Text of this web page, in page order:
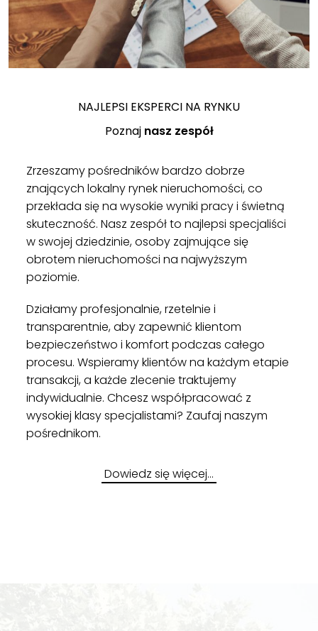
NAJLEPSI EKSPERCI NA RYNKU
Poznaj nasz zespół
Zrzeszamy pośredników bardzo dobrze
znających lokalny rynek nieruchomości, co
przekłada się na wysokie wyniki pracy i świetną
skuteczność. Nasz zespół to najlepsi specjaliści
w swojej dziedzinie, osoby zajmujące się
obrotem nieruchomości na najwyższym
poziomie.
Działamy profesjonalnie, rzetelnie i
transparentnie, aby zapewnić klientom
bezpieczeństwo i komfort podczas całego
procesu. Wspieramy klientów na każdym etapie
transakcji, a każde zlecenie traktujemy
indywidualnie. Chcesz współpracować z
wysokiej klasy specjalistami? Zaufaj naszym
pośrednikom.
Dowiedz się więcej…